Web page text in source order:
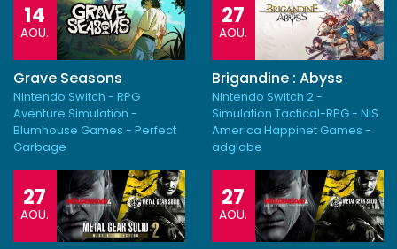
14
AOU.
Grave Seasons
Nintendo Switch - RPG
Aventure Simulation -
Blumhouse Games - Perfect
Garbage
27
AOU.
Brigandine : Abyss
Nintendo Switch 2 -
Simulation Tactical-RPG - NIS
America Happinet Games -
adglobe
27
AOU.
27
AOU.